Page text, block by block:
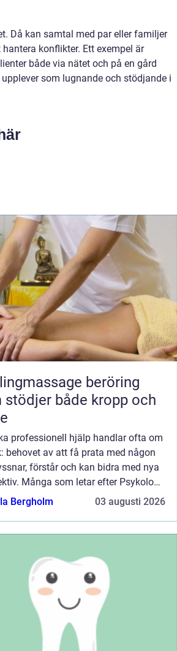
Då kan samtal med par eller familjer
konflikter. Ett exempel är
både via nätet och på en gård
som lugnande och stödjande i
beröring
stödjer både kropp och
professionell hjälp handlar ofta om
behovet av att få prata med någon
förstår och kan bidra med nya
Många som letar efter Psykolog
längtar efter...
Bergholm 03 augusti 2026